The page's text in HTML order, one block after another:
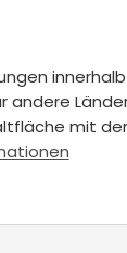
andere
mit